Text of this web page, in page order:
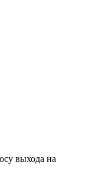
выхода на